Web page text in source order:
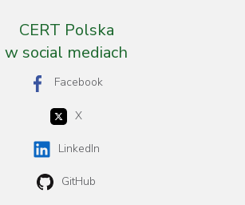
CERT Polska
w social mediach
Facebook
X
LinkedIn
GitHub